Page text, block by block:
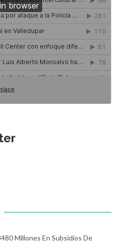
Millones En Subsidios De